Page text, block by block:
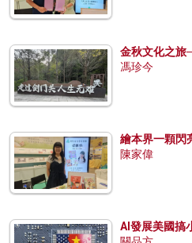
金秋文化之旅
馮珍今
繪本界一顆閃
陳家偉
AI發展美國搞